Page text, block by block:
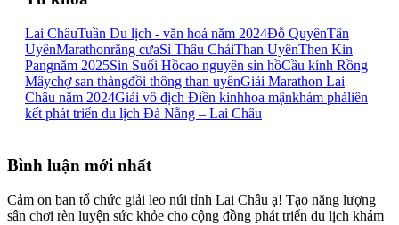
Lai ChâuTuần Du lịch - văn hoá năm 2024Đỗ QuyênTân
UyênMarathonrăng cưaSì Thâu ChảiThan UyênThen Kin
Pangnăm 2025Sin Suối Hồcao nguyên sìn hồCầu kính Rồng
Mâychợ san thàngđồi thông than uyênGiải Marathon Lai
Châu năm 2024Giải vô địch Điền kinhhoa mậnkhám pháliên
kết phát triển du lịch Đà Nẵng – Lai Châu
Bình luận mới nhất
Cảm on ban tổ chức giải leo núi tỉnh Lai Châu ạ! Tạo năng lượng
sân chơi rèn luyện sức khỏe cho cộng đồng phát triển du lịch khám